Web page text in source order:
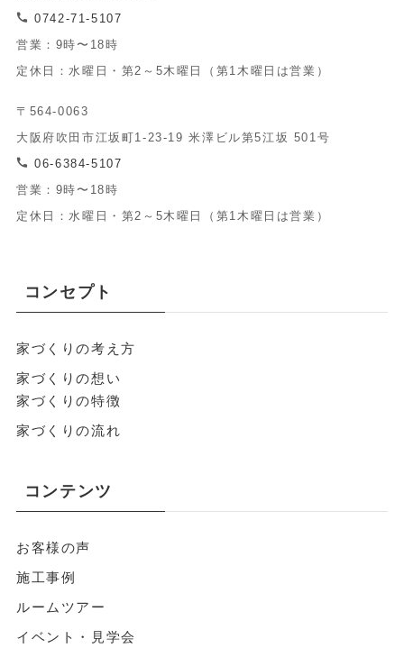
0742-71-5107
営業：9時〜18時
定休日：水曜日・第2～5木曜日（第1木曜日は営業）
〒564-0063
大阪府吹田市江坂町1-23-19 米澤ビル第5江坂 501号
06-6384-5107
営業：9時〜18時
定休日：水曜日・第2～5木曜日（第1木曜日は営業）
コンセプト
家づくりの考え方
家づくりの想い
家づくりの特徴
家づくりの流れ
コンテンツ
お客様の声
施工事例
ルームツアー
イベント・見学会